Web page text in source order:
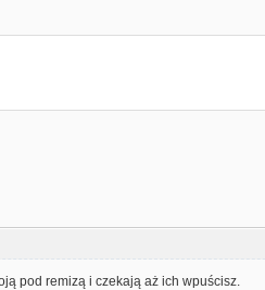
pod remizą i czekają aż ich wpuścisz.